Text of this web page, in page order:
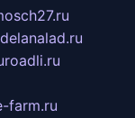
delanalad.ru
roadli.ru
farm.ru